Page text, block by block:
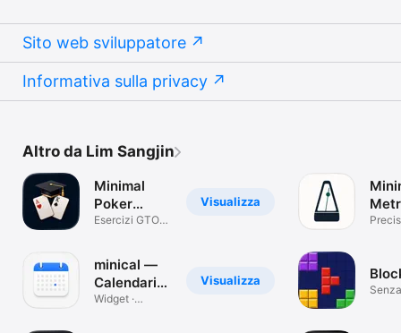
Sito web sviluppatore
Informativa sulla privacy
Altro da Lim Sangjin
Visualizza
Minimal
Poker
Trainer
Esercizi GTO
Visualizza
minical —
Calendario
minimal
Widget ·
Senza